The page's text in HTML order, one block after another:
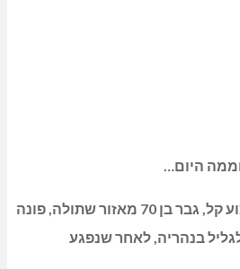
היום…
נשמעו התראות רבות ופצוע קל, גבר בן 70 מאזור שתולה, פונה
בנהריה, לאחר שנפגע